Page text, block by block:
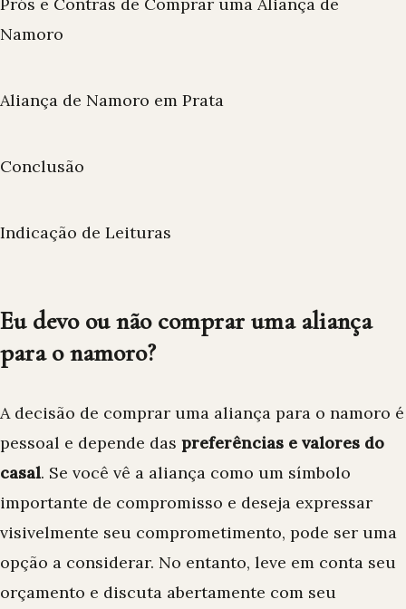
Namoro
Aliança de Namoro em Prata
Conclusão
Indicação de Leituras
Eu devo ou não comprar uma aliança
para o namoro?
A decisão de comprar uma aliança para o namoro é
pessoal e depende das preferências e valores do
casal. Se você vê a aliança como um símbolo
importante de compromisso e deseja expressar
visivelmente seu comprometimento, pode ser uma
opção a considerar. No entanto, leve em conta seu
orçamento e discuta abertamente com seu